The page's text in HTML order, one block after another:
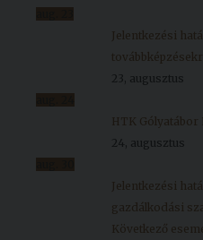
Jelentkezési
23, augusztus
HTK Gólyatábor
24, augusztus
Jelentkezési
gazdálkodási
Következő